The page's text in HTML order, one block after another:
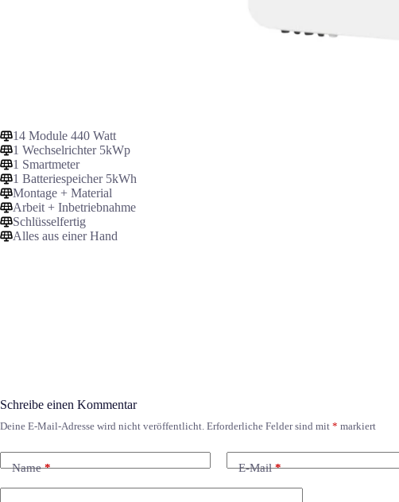
14 Module 440 Watt
1 Wechselrichter 5kWp
1 Smartmeter
1 Batteriespeicher 5kWh
Montage + Material
Arbeit + Inbetriebnahme
Schlüsselfertig
Alles aus einer Hand
Schreibe einen Kommentar
Deine E-Mail-Adresse wird nicht veröffentlicht. Erforderliche Felder sind mit * markiert
Name* E-Mail*